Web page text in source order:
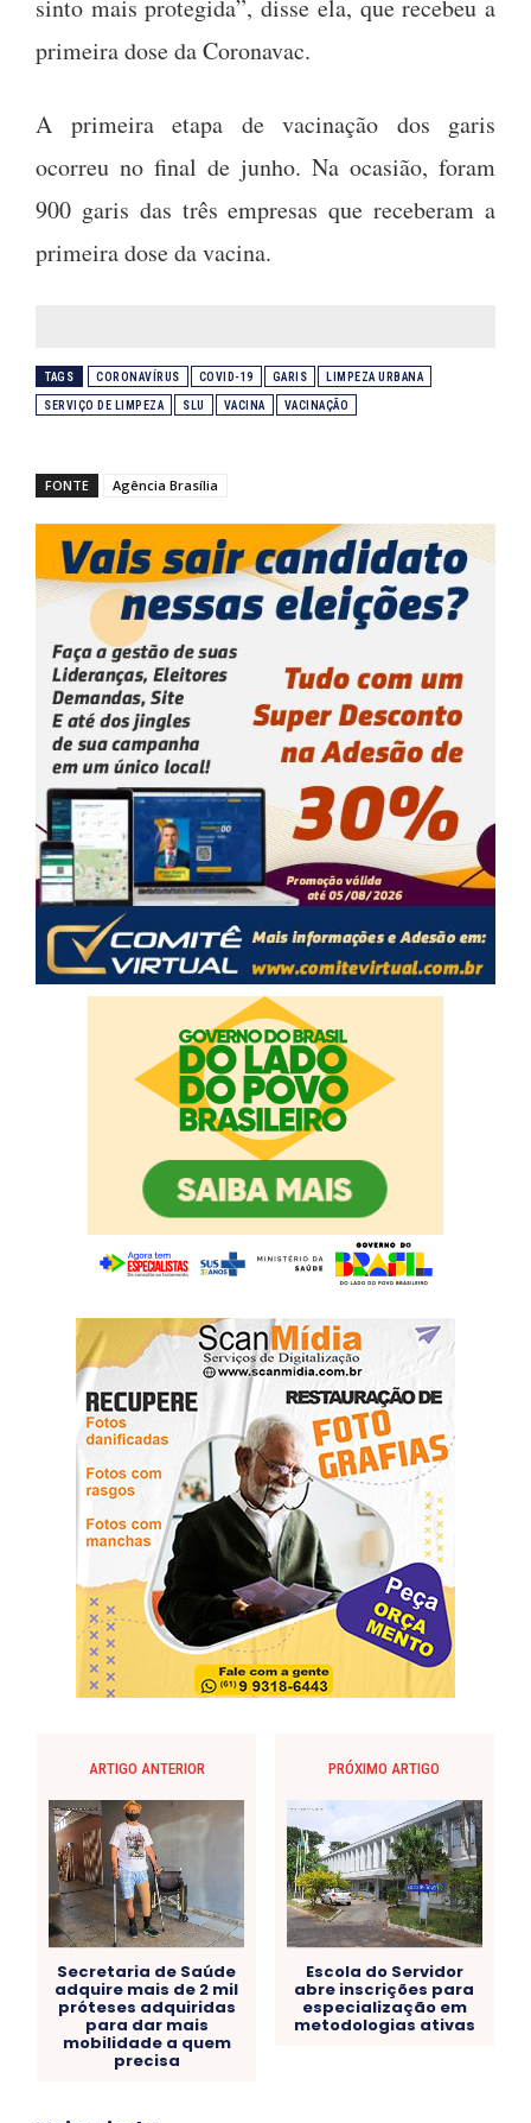
sinto mais protegida”, disse ela, que recebeu a
primeira dose da Coronavac.
A primeira etapa de vacinação dos garis
ocorreu no final de junho. Na ocasião, foram
900 garis das três empresas que receberam a
primeira dose da vacina.
TAGS CORONAVÍRUS COVID-19 GARIS LIMPEZA URBANA
SERVIÇO DE LIMPEZA SLU VACINA VACINAÇÃO
FONTE Agência Brasília
ARTIGO ANTERIOR
Secretaria de Saúde
adquire mais de 2 mil
próteses adquiridas
para dar mais
mobilidade a quem
precisa
PRÓXIMO ARTIGO
Escola do Servidor
abre inscrições para
especialização em
metodologias ativas
Acre